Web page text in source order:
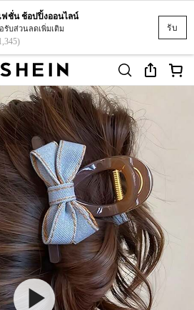
รับ
ฟชั่น ช้อปปิ้งออนไลน์
รับส่วนลดเพิ่มเติม